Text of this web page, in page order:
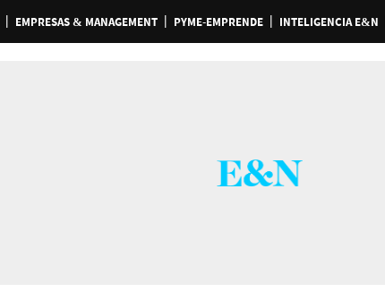
EMPRESAS & MANAGEMENT PYME-EMPRENDE INTELIGENCIA E&N